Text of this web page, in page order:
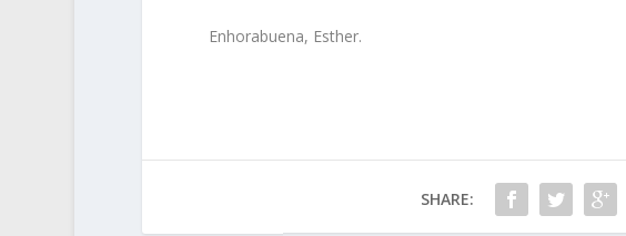
Enhorabuena, Esther.
SHARE: